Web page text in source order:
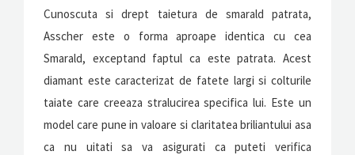
Cunoscuta si drept taietura de smarald patrata,
Asscher este o forma aproape identica cu cea
Smarald, exceptand faptul ca este patrata. Acest
diamant este caracterizat de fatete largi si colturile
taiate care creeaza stralucirea specifica lui. Este un
model care pune in valoare si claritatea briliantului asa
ca nu uitati sa va asigurati ca puteti verifica